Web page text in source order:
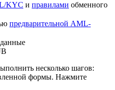
KYC и правилами обменного
предварительной AML-
несколько шагов:
формы. Нажмите